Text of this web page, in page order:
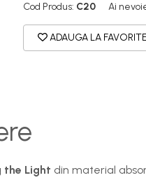
Cod Produs: C20 Ai
ADAUGA LA FAVORITE
the Light din material